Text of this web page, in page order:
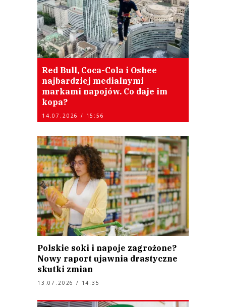
Red Bull, Coca-Cola i Oshee
najbardziej medialnymi
markami napojów. Co daje im
kopa?
14.07.2026 / 15:56
Polskie soki i napoje zagrożone?
Nowy raport ujawnia drastyczne
skutki zmian
13.07.2026 / 14:35